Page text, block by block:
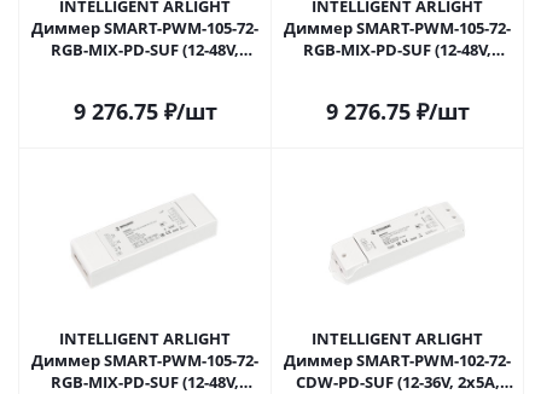
INTELLIGENT ARLIGHT
Диммер SMART-PWM-105-72-
RGB-MIX-PD-SUF (12-48V,
Москве
9 276.75₽/шт
INTELLIGENT ARLIGHT
Диммер SMART-PWM-105-72-
RGB-MIX-PD-SUF (12-48V,
Москве
9 276.75₽/шт
INTELLIGENT ARLIGHT
Диммер SMART-PWM-105-72-
RGB-MIX-PD-SUF (12-48V,
INTELLIGENT ARLIGHT
Диммер SMART-PWM-102-72-
CDW-PD-SUF (12-36V, 2x5A,